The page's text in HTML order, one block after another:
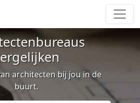
architecten bij jou in de
buurt.